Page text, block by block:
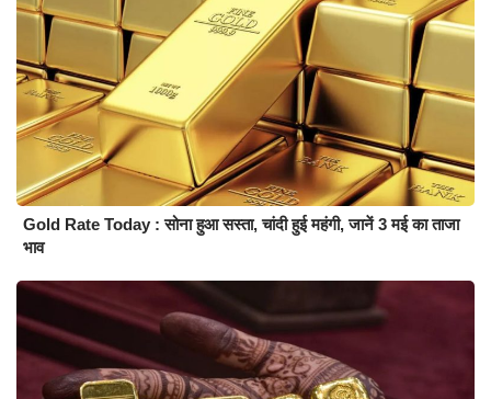
Gold Rate Today : सोना हुआ सस्ता, चांदी हुई महंगी, जानें 3 मई का ताजा
भाव